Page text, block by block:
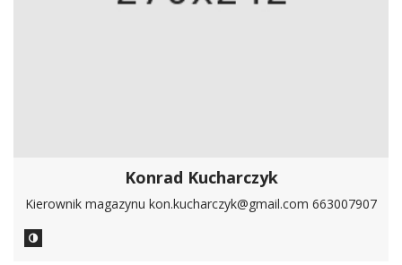
Konrad Kucharczyk
Kierownik magazynu kon.kucharczyk@gmail.com 663007907